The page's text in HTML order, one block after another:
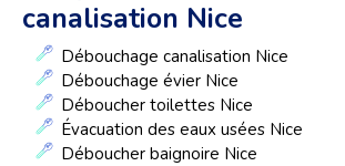
canalisation Nice
Débouchage canalisation Nice
Débouchage évier Nice
Déboucher toilettes Nice
Évacuation des eaux usées Nice
Déboucher baignoire Nice